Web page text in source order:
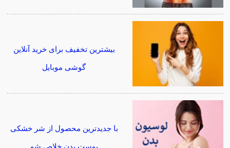
بیشترین تخفیف برای خرید آنلاین
گوشی موبایل
با جدیدترین محصول از شر خشکی
پوست بدن خلاص شو